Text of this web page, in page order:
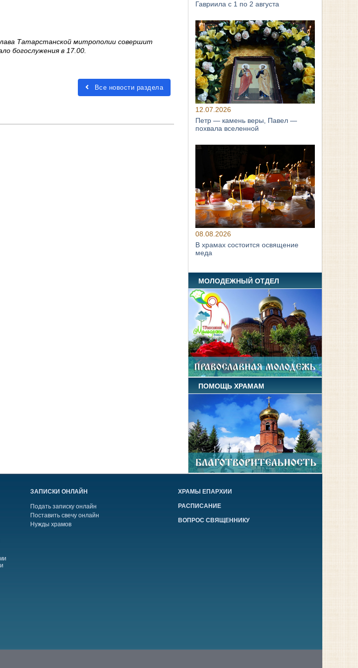
Татарстанской митрополии совершит
богослужения в 17.00.
Все новости раздела
Гавриила с 1 по 2 августа
12.07.2026
Петр — камень веры, Павел —
похвала вселенной
08.08.2026
В храмах состоится освящение
меда
МОЛОДЕЖНЫЙ ОТДЕЛ
ПОМОЩЬ ХРАМАМ
ЗАПИСКИ ОНЛАЙН
Подать записку онлайн
Поставить свечу онлайн
Нужды храмов
ХРАМЫ ЕПАРХИИ
РАСПИСАНИЕ
ВОПРОС СВЯЩЕННИКУ